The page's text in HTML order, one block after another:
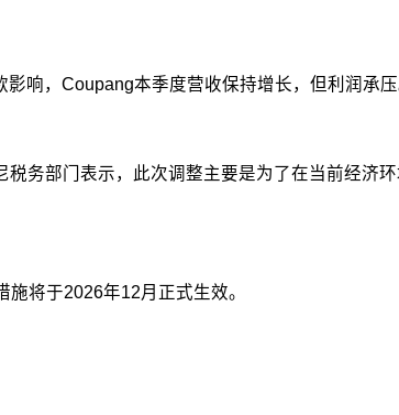
响，Coupang本季度营收保持增长，但利润承压
务部门表示，此次调整主要是为了在当前经济环
将于2026年12月正式生效。